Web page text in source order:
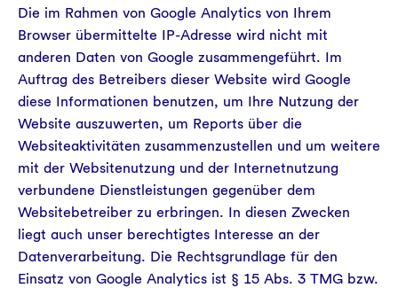
Die im Rahmen von Google Analytics von Ihrem
Browser übermittelte IP-Adresse wird nicht mit
anderen Daten von Google zusammengeführt. Im
Auftrag des Betreibers dieser Website wird Google
diese Informationen benutzen, um Ihre Nutzung der
Website auszuwerten, um Reports über die
Websiteaktivitäten zusammenzustellen und um weitere
mit der Websitenutzung und der Internetnutzung
verbundene Dienstleistungen gegenüber dem
Websitebetreiber zu erbringen. In diesen Zwecken
liegt auch unser berechtigtes Interesse an der
Datenverarbeitung. Die Rechtsgrundlage für den
Einsatz von Google Analytics ist § 15 Abs. 3 TMG bzw.